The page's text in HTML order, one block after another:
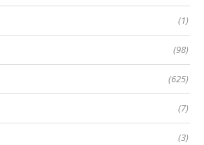
(1)
(98)
(625)
(7)
(3)